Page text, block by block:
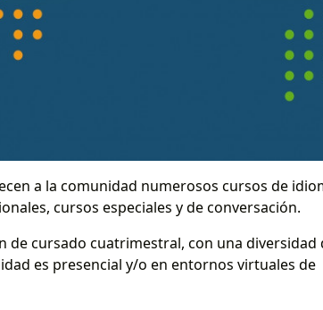
a la comunidad numerosos cursos de
cursos especiales y de conversación.
cursado cuatrimestral, con una diversidad
es presencial y/o en entornos virtuales de